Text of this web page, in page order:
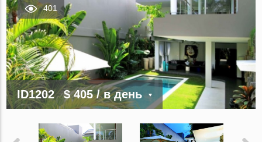
401
ID1202 $ 405/ в день